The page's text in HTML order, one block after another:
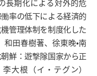
長期化による対外的危
率の低下による経済的
管理体制を制度化した
田春樹著、徐東晩•南
鮮：遊撃隊国家から正
大根（イ・テグン）